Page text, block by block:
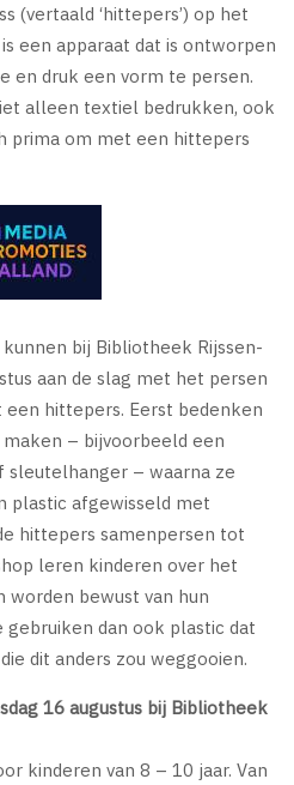
(vertaald ‘hittepers’) op het
een apparaat dat is ontworpen
en druk een vorm te persen.
alleen textiel bedrukken, ook
prima om met een hittepers
bij Bibliotheek Rijssen-
aan de slag met het persen
hittepers. Eerst bedenken
– bijvoorbeeld een
sleutelhanger – waarna ze
plastic afgewisseld met
hittepers samenpersen tot
leren kinderen over het
worden bewust van hun
dan ook plastic dat
dit anders zou weggooien.
16 augustus bij Bibliotheek
kinderen van 8 – 10 jaar. Van